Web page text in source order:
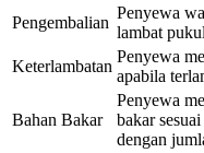
Pengembalian
Penyewa
lambat
Keterlambatan
Penyewa
apabila
Bahan Bakar
Penyewa
bakar
dengan